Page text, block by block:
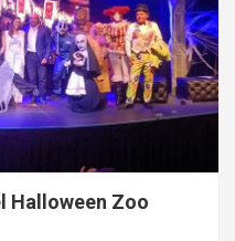
Halloween Zoo